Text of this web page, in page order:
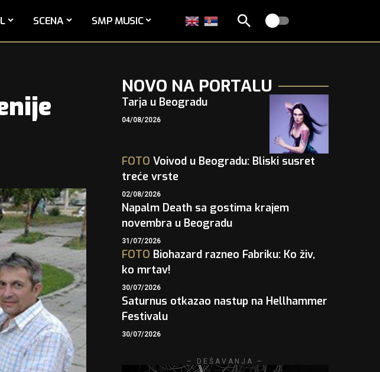
SCENA SMP MUSIC
NOVO NA PORTALU
Tarja u Beogradu
04/08/2026
FOTO Voivod u Beogradu: Bliski susret
treće vrste
02/08/2026
Napalm Death sa gostima krajem
novembra u Beogradu
31/07/2026
FOTO Biohazard razneo Fabriku: Ko živ,
ko mrtav!
30/07/2026
Saturnus otkazao nastup na Hellhammer
Festivalu
30/07/2026
– DEŠAVANJA –